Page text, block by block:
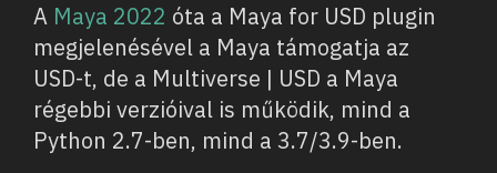
A Maya 2022 óta a Maya for USD plugin
megjelenésével a Maya támogatja az
USD-t, de a Multiverse | USD a Maya
régebbi verzióival is működik, mind a
Python 2.7-ben, mind a 3.7/3.9-ben.